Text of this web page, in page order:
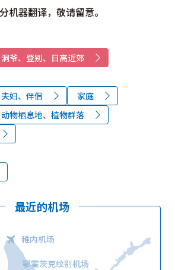
机器翻译，敬请留意。
洞爷、登别、日高近郊
夫妇、伴侣
家庭
动物栖息地、植物群落
最近的机场
稚内机场
鄂霍茨克纹别机场